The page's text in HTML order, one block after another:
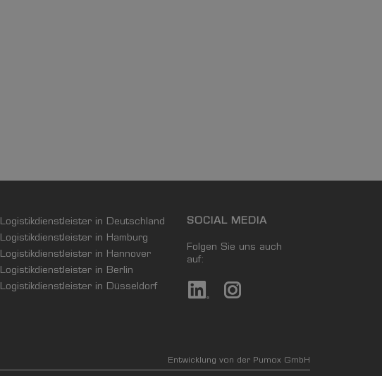
Logistikdienstleister in Deutschland
Logistikdienstleister in Hamburg
Logistikdienstleister in Hannover
Logistikdienstleister in Berlin
Logistikdienstleister in Düsseldorf
SOCIAL MEDIA
Folgen Sie uns auch
auf:
Entwicklung von der Pumox GmbH